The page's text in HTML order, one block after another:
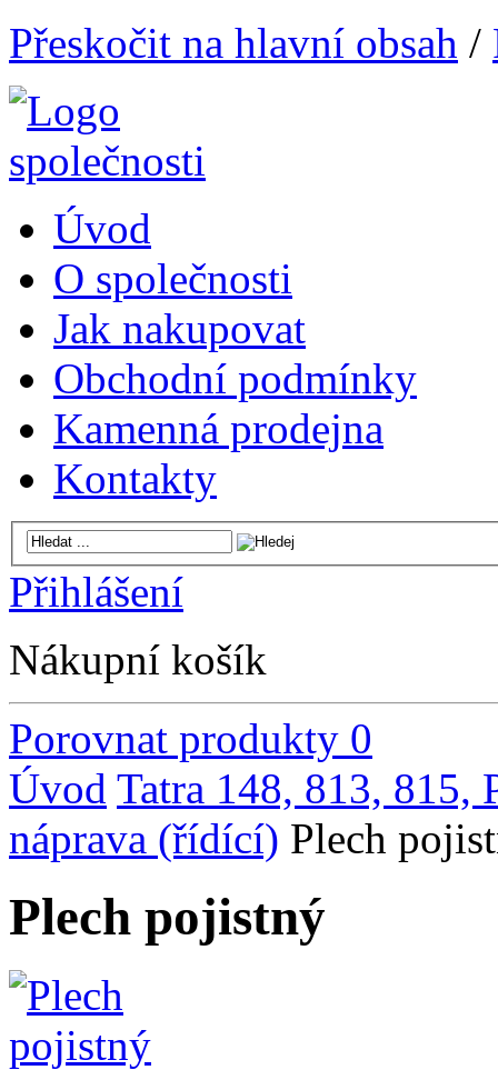
Přeskočit na hlavní obsah /
Úvod
O společnosti
Jak nakupovat
Obchodní podmínky
Kamenná prodejna
Kontakty
Přihlášení
Nákupní košík
Porovnat produkty 0
Úvod Tatra 148, 813, 815,
náprava (řídící) Plech
Plech pojistný